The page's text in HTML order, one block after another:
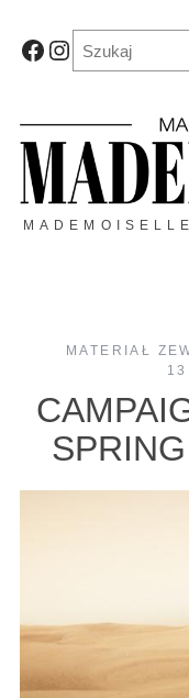
treściFacebook
Instagram
MATERIAŁ